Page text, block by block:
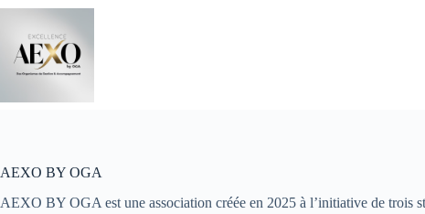
Passer
contenu
AEXO BY OGA
AEXO BY OGA est une association créée en 2025 à l’initiative de trois